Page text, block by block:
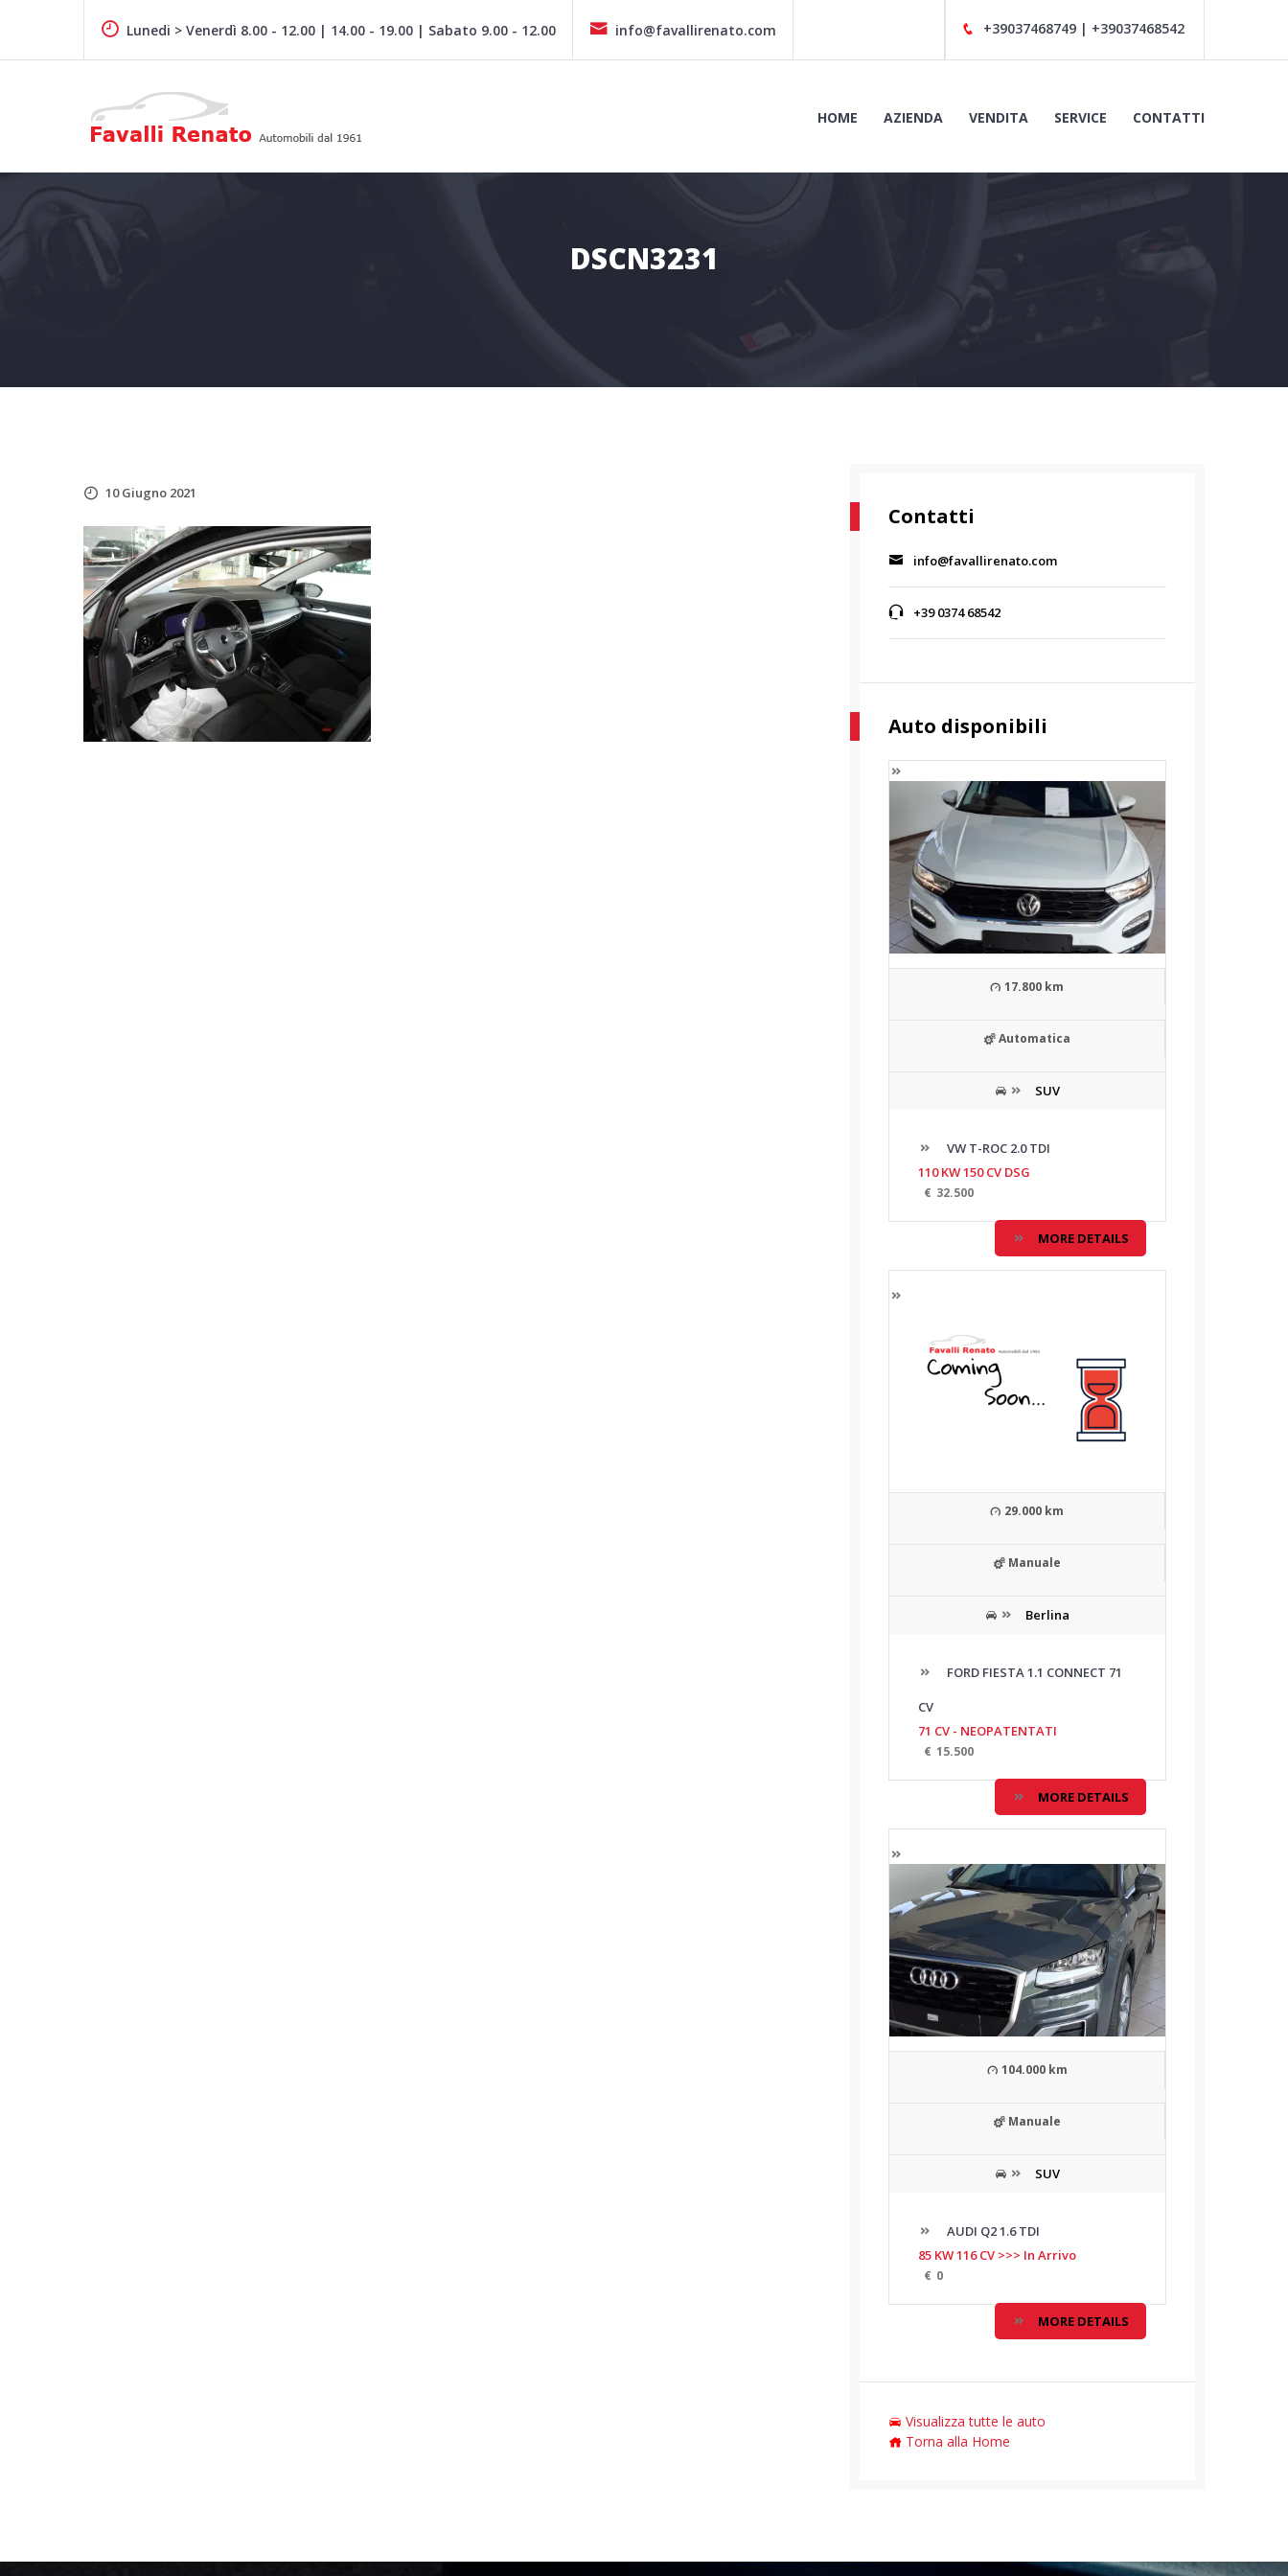
Lunedi > Venerdì 8.00 - 12.00 | 14.00 - 19.00 | Sabato 9.00 - 12.00 info@favallirenato.com
Auto dal 1961
HOME AZIENDA VENDITA SERVICE CONTATTI
DSCN3231
10 Giugno 2021
Contatti
info@favallirenato.com
+39 0374 68542
Auto disponibili
17.800 km
Automatica
SUV
VW T-ROC 2.0 TDI
110 KW 150 CV DSG
€ 32.500
MORE DETAILS
29.000 km
Manuale
Berlina
FORD FIESTA 1.1 CONNECT 71
CV
71 CV - NEOPATENTATI
€ 15.500
MORE DETAILS
104.000 km
Manuale
SUV
AUDI Q2 1.6 TDI
85 KW 116 CV >>> In Arrivo
€ 0
MORE DETAILS
Visualizza tutte le auto
Torna alla Home